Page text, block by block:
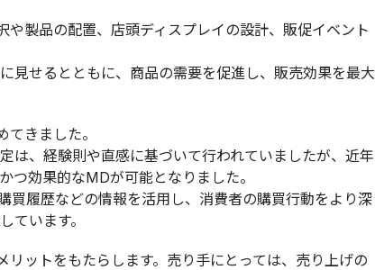
製品の配置、店頭ディスプレイの設計、販促イベント
見せるとともに、商品の需要を促進し、販売効果を最大
きました。
は、経験則や直感に基づいて行われていましたが、近年
つ効果的なMDが可能となりました。
買履歴などの情報を活用し、消費者の購買行動をより深
ています。
ットをもたらします。売り手にとっては、売り上げの